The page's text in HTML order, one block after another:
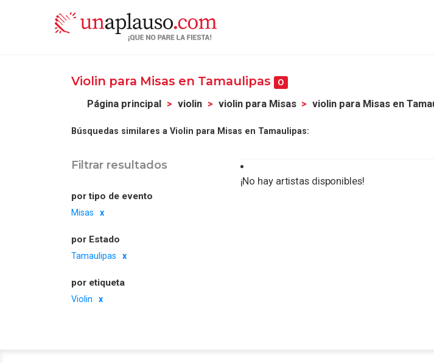
Violin para Misas en Tamaulipas 0
Página principal violin violin para Misas violin para Misas en
Búsquedas similares a Violin para Misas en Tamaulipas:
Filtrar resultados
por tipo de evento
Misas
por Estado
Tamaulipas
por etiqueta
Violin
¡No hay artistas disponibles!